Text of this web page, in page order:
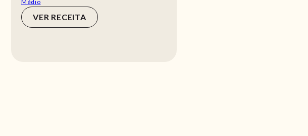
Médio
VER RECEITA